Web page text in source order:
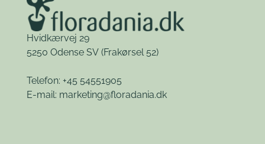
Hvidkærvej 29
5250 Odense SV (Frakørsel 52)
Telefon: +45 54551905
E-mail: marketing@floradania.dk